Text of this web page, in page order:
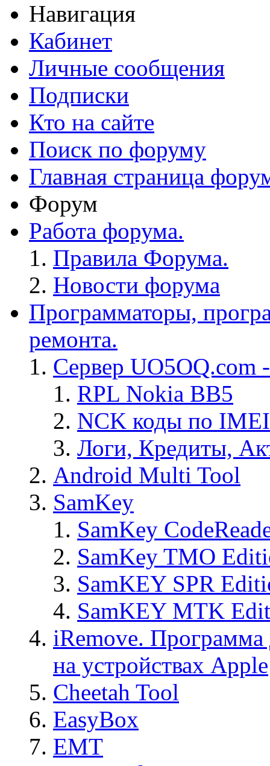
Навигация
Кабинет
Личные сообщения
Подписки
Кто на сайте
Поиск по форуму
Главная страница
Форум
Работа форума.
Правила Форума.
Новости форума
Программаторы,
ремонта.
Сервер
RPL Nokia BB5
NCK коды по IMEI
Логи, Кредиты,
Android Multi Tool
SamKey
SamKey
SamKey TMO
SamKEY SPR
SamKEY MTK
iRemove. Программа
на устройствах Apple
Cheetah Tool
EasyBox
EMT